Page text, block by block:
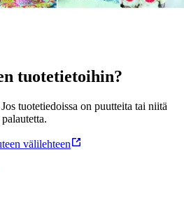
tuotetietoihin?
tuotetiedoissa on puutteita tai niitä
välilehteen